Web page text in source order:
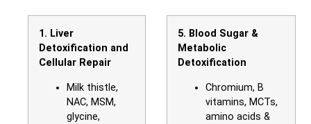
1. Liver
Detoxification and
Cellular Repair
Milk thistle,
NAC, MSM,
glycine,
5. Blood Sugar &
Metabolic
Detoxification
Chromium, B
vitamins, MCTs,
amino acids &